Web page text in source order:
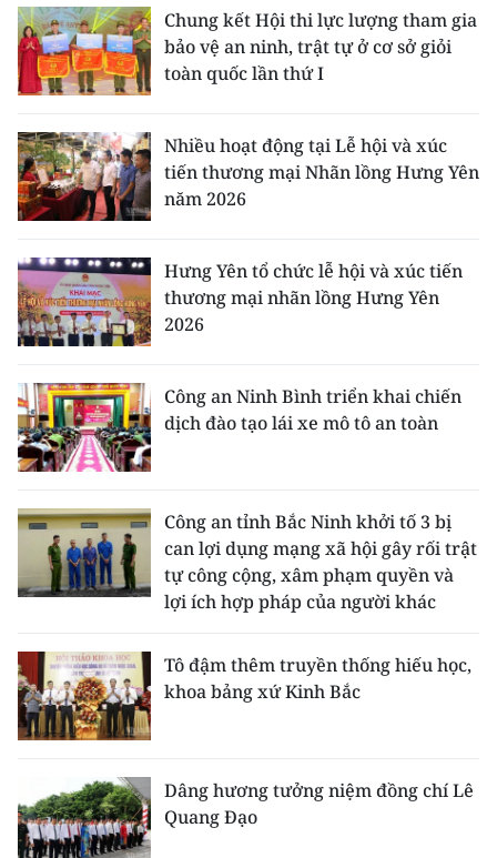
Chung kết Hội thi lực lượng tham gia
bảo vệ an ninh, trật tự ở cơ sở giỏi
toàn quốc lần thứ I
Nhiều hoạt động tại Lễ hội và xúc
tiến thương mại Nhãn lồng Hưng Yên
năm 2026
Hưng Yên tổ chức lễ hội và xúc tiến
thương mại nhãn lồng Hưng Yên
2026
Công an Ninh Bình triển khai chiến
dịch đào tạo lái xe mô tô an toàn
Công an tỉnh Bắc Ninh khởi tố 3 bị
can lợi dụng mạng xã hội gây rối trật
tự công cộng, xâm phạm quyền và
lợi ích hợp pháp của người khác
Tô đậm thêm truyền thống hiếu học,
khoa bảng xứ Kinh Bắc
Dâng hương tưởng niệm đồng chí Lê
Quang Đạo